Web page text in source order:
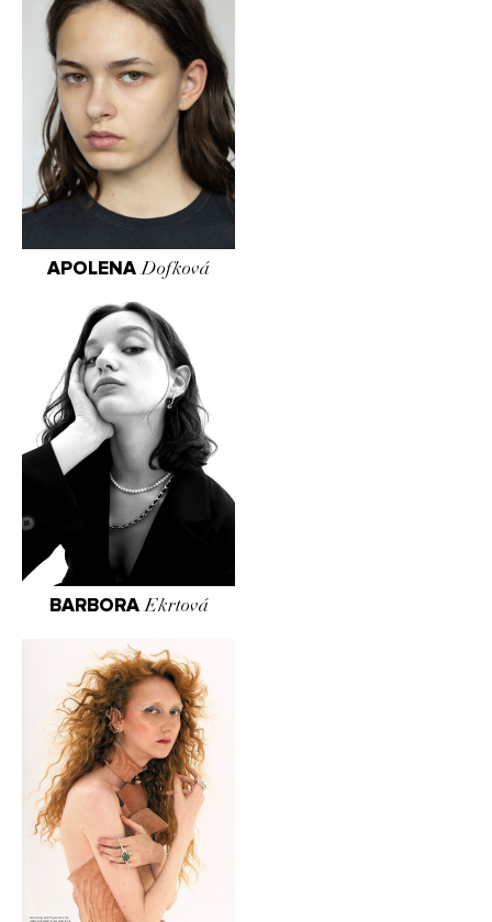
APOLENA Dofková
BARBORA Ekrtová